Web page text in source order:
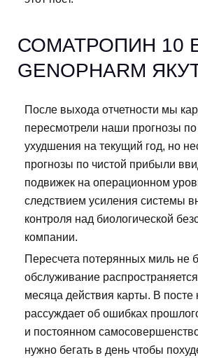
СОМАТРОПИН 10
GENOPHARM
После выхода отчетности мы
пересмотрели наши прогнозы
ухудшения на текущий год, но
прогнозы по чистой прибыли
подвижек на операционном
следствием усиления системы
контроля над биологической
компании.
Пересчета потерянных миль не
обслуживание
месяца действия карты. В посте
рассуждает об ошибках
и постоянном
нужно бегать в день чтобы